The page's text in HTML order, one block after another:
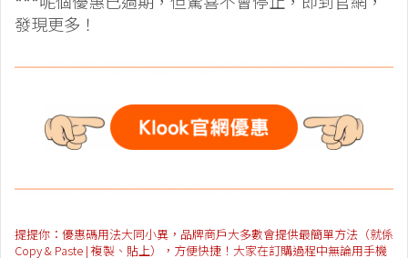
發現更多！
提提你：優惠碼用法大同小異，品牌商戶大多數會提供最簡單方法（就係
Copy & Paste | 複製、貼上），方便快捷！大家在訂購過程中無論用手機